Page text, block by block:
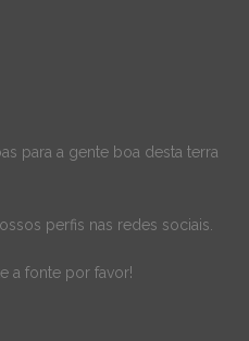
para a gente boa desta terra
perfis nas redes sociais.
a fonte por favor!